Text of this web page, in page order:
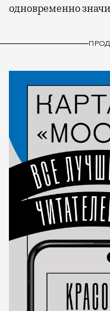
одновременно